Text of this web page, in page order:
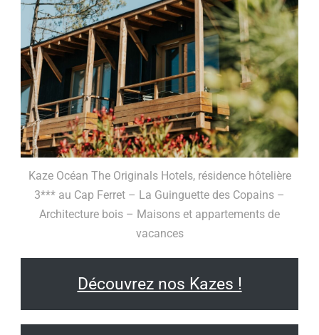
Kaze Océan The Originals Hotels, résidence hôtelière
3*** au Cap Ferret – La Guinguette des Copains –
Architecture bois – Maisons et appartements de
vacances
Découvrez nos Kazes !